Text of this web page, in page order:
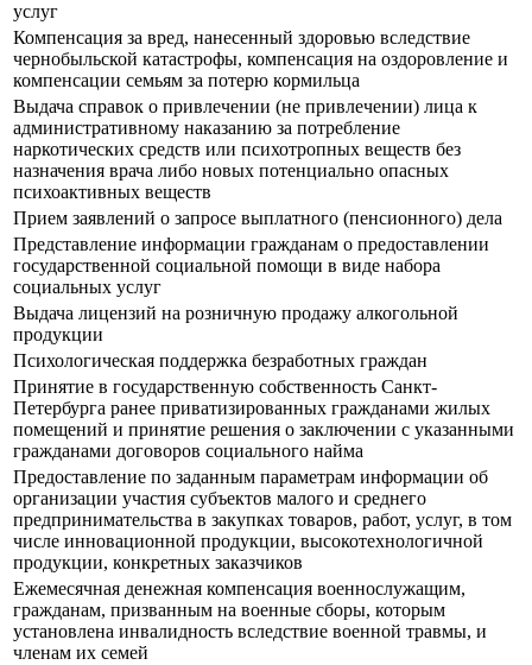
услуг
Компенсация за вред, нанесенный здоровью вследствие
чернобыльской катастрофы, компенсация на оздоровление и
компенсации семьям за потерю кормильца
Выдача справок о привлечении (не привлечении) лица к
административному наказанию за потребление
наркотических средств или психотропных веществ без
назначения врача либо новых потенциально опасных
психоактивных веществ
Прием заявлений о запросе выплатного (пенсионного) дела
Представление информации гражданам о предоставлении
государственной социальной помощи в виде набора
социальных услуг
Выдача лицензий на розничную продажу алкогольной
продукции
Психологическая поддержка безработных граждан
Принятие в государственную собственность Санкт-
Петербурга ранее приватизированных гражданами жилых
помещений и принятие решения о заключении с указанными
гражданами договоров социального найма
Предоставление по заданным параметрам информации об
организации участия субъектов малого и среднего
предпринимательства в закупках товаров, работ, услуг, в том
числе инновационной продукции, высокотехнологичной
продукции, конкретных заказчиков
Ежемесячная денежная компенсация военнослужащим,
гражданам, призванным на военные сборы, которым
установлена инвалидность вследствие военной травмы, и
членам их семей